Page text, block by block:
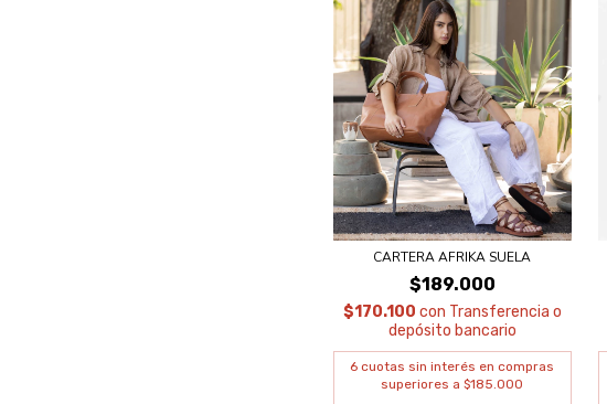
CARTERA AFRIKA SUELA
$189.000
$170.100 con Transferencia o
depósito bancario